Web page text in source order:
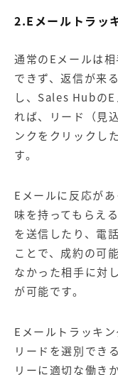
2.Eメールトラッ
通常のEメールは
できず、返信が来
し、Sales Hubの
れば、リード（見
ンクをクリックし
す。
Eメールに反応が
味を持ってもらえ
を送信したり、電
ことで、成約の可
なかった相手に対
が可能です。
Eメールトラッキ
リードを選別でき
リーに適切な働き